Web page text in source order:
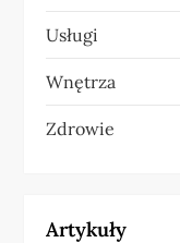
Usługi
Wnętrza
Zdrowie
Artykuły